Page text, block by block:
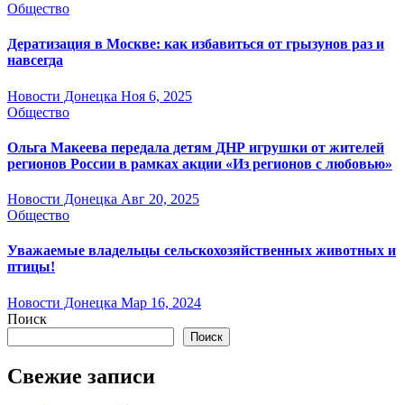
Общество
Дератизация в Москве: как избавиться от грызунов раз и
навсегда
Новости Донецка Ноя 6, 2025
Общество
Ольга Макеева передала детям ДНР игрушки от жителей
регионов России в рамках акции «Из регионов с любовью»
Новости Донецка Авг 20, 2025
Общество
Уважаемые владельцы сельскохозяйственных животных и
птицы!
Новости Донецка Мар 16, 2024
Поиск
Поиск
Свежие записи